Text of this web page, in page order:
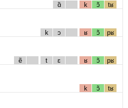
ɑ̃ k ɔ̃ tʁ
k ɔ ʁ ɔ̃ pʁ
ẽ t ɛ ʁ ɔ̃ pʁ
k ɔ̃ tʁ